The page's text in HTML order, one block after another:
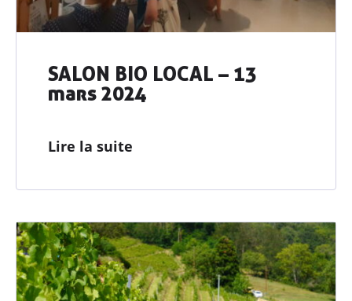
SALON BIO LOCAL – 13
mars 2024
Lire la suite
Ressources